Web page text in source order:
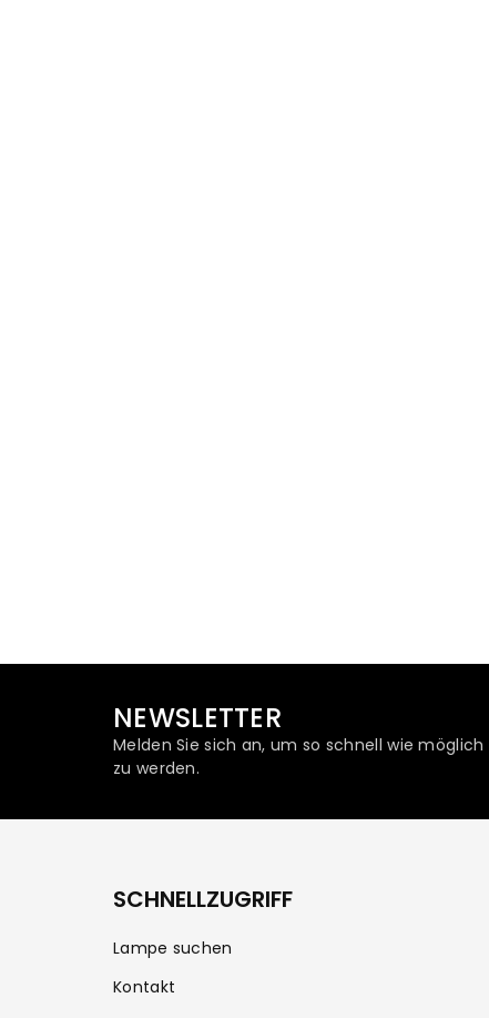
NEWSLETTER
Melden Sie sich an, um so schnell wie
zu werden.
SCHNELLZUGRIFF
Lampe suchen
Kontakt